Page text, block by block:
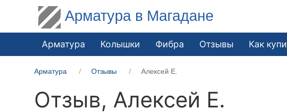
Арматура в Магадане
Арматура Колышки Фибра Отзывы Как
Арматура Отзывы Алексей Е.
Отзыв, Алексей Е.